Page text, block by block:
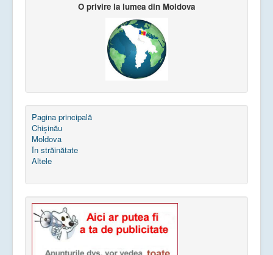
O privire la lumea din Moldova
Pagina principală
Chișinău
Moldova
În străinătate
Altele